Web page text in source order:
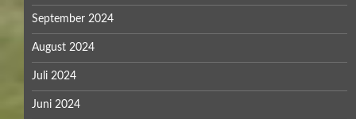
September 2024
August 2024
Juli 2024
Juni 2024